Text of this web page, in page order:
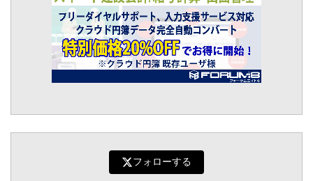
フォローする